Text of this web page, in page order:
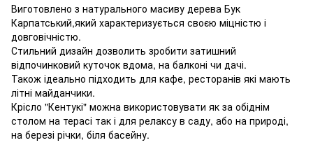
Виготовлено з натурального масиву дерева Бук
Карпатський,який характеризується своєю міцністю і
довговічністю.
Стильний дизайн дозволить зробити затишний
відпочинковий куточок вдома, на балконі чи дачі.
Також ідеально підходить для кафе, ресторанів які мають
літні майданчики.
Крісло "Кентукі" можна використовувати як за обіднім
столом на терасі так і для релаксу в саду, або на природі,
на березі річки, біля басейну.